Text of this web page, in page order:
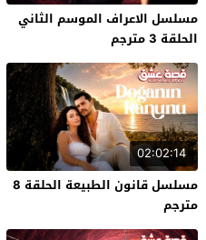
مسلسل الاعراف الموسم الثاني
الحلقة 3 مترجم
02:02:14
مسلسل قانون الطبيعة الحلقة 8
مترجم